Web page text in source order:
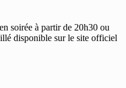
soirée à partir de 20h30 ou
disponible sur le site officiel